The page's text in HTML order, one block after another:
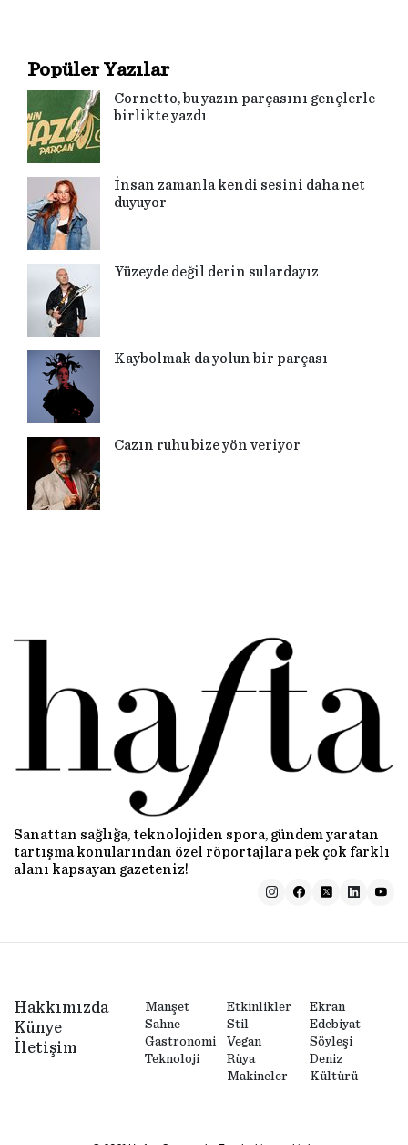
Popüler Yazılar
Cornetto, bu yazın parçasını gençlerle
birlikte yazdı
İnsan zamanla kendi sesini daha net
duyuyor
Yüzeyde değil derin sulardayız
Kaybolmak da yolun bir parçası
Cazın ruhu bize yön veriyor
Sanattan sağlığa, teknolojiden spora, gündem yaratan
tartışma konularından özel röportajlara pek çok farklı
alanı kapsayan gazeteniz!
Hakkımızda
Künye
İletişim
Manşet Etkinlikler
Ekran
Sahne
Stil
Edebiyat
Gastronomi
Vegan
Söyleşi
Teknoloji
Rüya
Makineler
Deniz
Kültürü